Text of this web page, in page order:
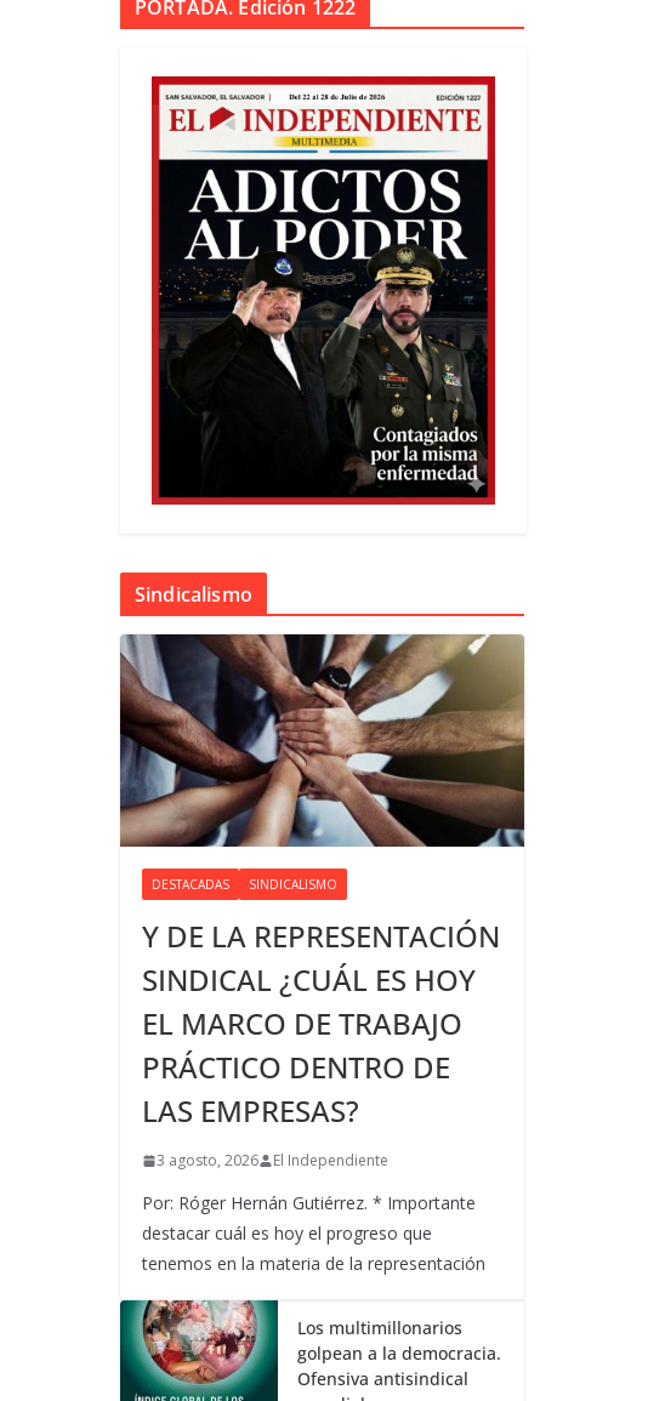
PORTADA. Edición 1222
Sindicalismo
DESTACADAS SINDICALISMO
Y DE LA REPRESENTACIÓN
SINDICAL ¿CUÁL ES HOY
EL MARCO DE TRABAJO
PRÁCTICO DENTRO DE
LAS EMPRESAS?
3 agosto, 2026 El Independiente
Por: Róger Hernán Gutiérrez. * Importante
destacar cuál es hoy el progreso que
tenemos en la materia de la representación
Los multimillonarios
golpean a la democracia.
Ofensiva antisindical